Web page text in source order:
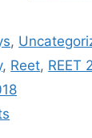
,
, Reet, REET